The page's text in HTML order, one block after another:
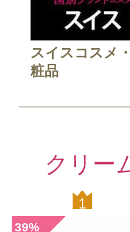
スイスコスメ
粧品
クリー
1
39%